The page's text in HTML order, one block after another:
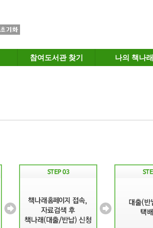
참여도서관 찾기 나의 책나래